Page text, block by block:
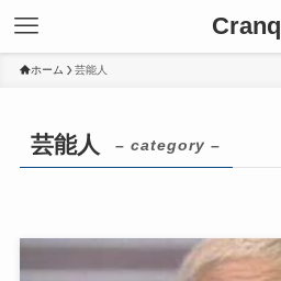
Cranq
ホーム 芸能人
芸能人 – category –